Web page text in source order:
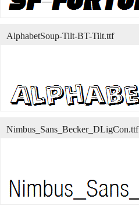
AlphabetSoup-Tilt-BT-Tilt.ttf
Nimbus_Sans_Becker_DLigCon.ttf